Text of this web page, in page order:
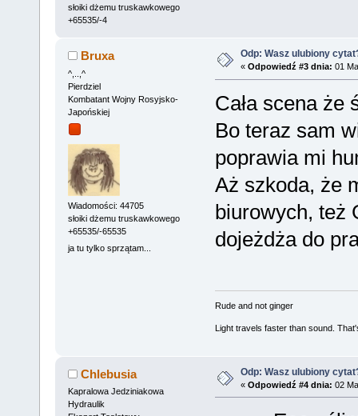
słoiki dżemu truskawkowego
+65535/-4
Bruxa
^,..,^
Pierdziel
Kombatant Wojny Rosyjsko-
Japońskiej
Wiadomości: 44705
słoiki dżemu truskawkowego
+65535/-65535
ja tu tylko sprzątam...
Odp: Wasz ulubiony
« Odpowiedź #3 dnia: 01
Cała scena że
Bo teraz sam
poprawia mi
Aż szkoda, że
biurowych, też
dojeżdża do
Rude and not ginger
Light travels faster than sound.
Chlebusia
Kapralowa Jedziniakowa
Hydraulik
Odp: Wasz ulubiony
« Odpowiedź #4 dnia: 02